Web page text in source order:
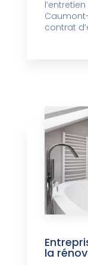
contrat
la